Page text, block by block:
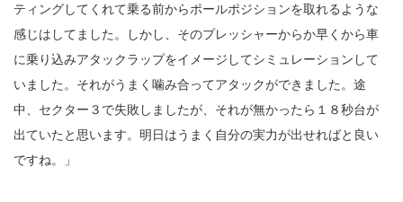
ティングしてくれて乗る前からポールポジションを取れるような
感じはしてました。しかし、そのプレッシャーからか早くから車
に乗り込みアタックラップをイメージしてシミュレーションして
いました。それがうまく噛み合ってアタックができました。途
中、セクター３で失敗しましたが、それが無かったら１８秒台が
出ていたと思います。明日はうまく自分の実力が出せればと良い
ですね。」